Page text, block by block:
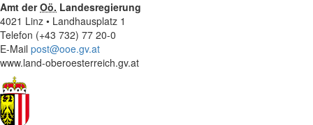
Amt derOö. Landesregierung
4021 Linz • Landhausplatz 1
Telefon (+43 732) 77 20-0
E-Mail post@ooe.gv.at
www.land-oberoesterreich.gv.at